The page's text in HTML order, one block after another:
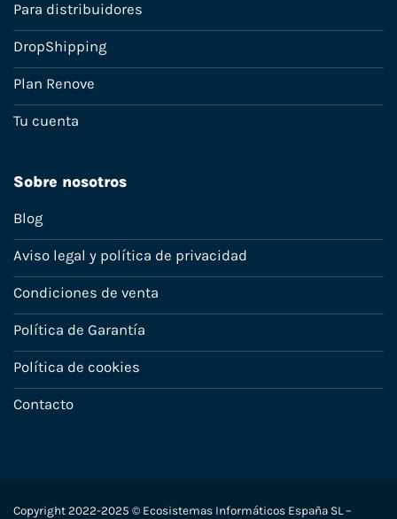
Para distribuidores
DropShipping
Plan Renove
Tu cuenta
Sobre nosotros
Blog
Aviso legal y política de privacidad
Condiciones de venta
Política de Garantía
Política de cookies
Contacto
Copyright 2022-2025 © Ecosistemas Informáticos España SL –